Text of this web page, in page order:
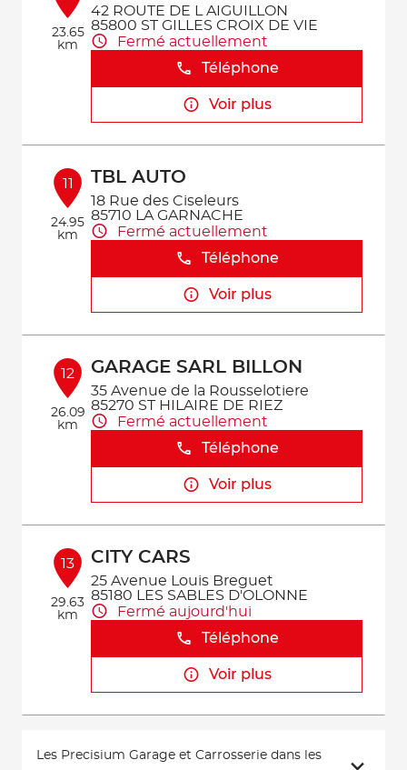
23.65
km
42 ROUTE DE L AIGUILLON
85800 ST GILLES CROIX DE VIE
Fermé actuellement
Téléphone
Voir plus
11
24.95
km
TBL AUTO
18 Rue des Ciseleurs
85710 LA GARNACHE
Fermé actuellement
Téléphone
Voir plus
12
26.09
km
GARAGE SARL BILLON
35 Avenue de la Rousselotiere
85270 ST HILAIRE DE RIEZ
Fermé actuellement
Téléphone
Voir plus
13
29.63
km
CITY CARS
25 Avenue Louis Breguet
85180 LES SABLES D'OLONNE
Fermé aujourd'hui
Téléphone
Voir plus
Les Precisium Garage et Carrosserie dans les